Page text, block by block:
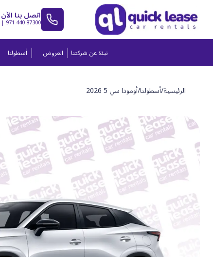
اتصل بنا الآن
|971 440 87300
نبذة عن شركتنا العروض أسطولنا
الرئيسية/أسطولنا/أومودا سي 5 2026